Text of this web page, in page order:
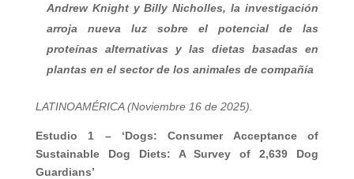
Andrew Knight y Billy Nicholles, la investigación
arroja nueva luz sobre el potencial de las
proteínas alternativas y las dietas basadas en
plantas en el sector de los animales de compañía
LATINOAMÉRICA (Noviembre 16 de 2025).
Estudio 1 – ‘Dogs: Consumer Acceptance of
Sustainable Dog Diets: A Survey of 2,639 Dog
Guardians’